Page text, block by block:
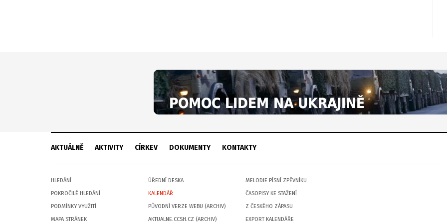
AKTUÁLNĚ AKTIVITY CÍRKEV DOKUMENTY KONTAKTY
HLEDÁNÍ
POKROČILÉ HLEDÁNÍ
PODMÍNKY VYUŽITÍ
MAPA STRÁNEK
ÚŘEDNÍ DESKA
KALENDÁŘ
PŮVODNÍ VERZE WEBU (ARCHIV)
AKTUALNE.CCSH.CZ (ARCHIV)
MELODIE PÍSNÍ ZPĚVNÍKU
ČASOPISY KE STAŽENÍ
Z ČESKÉHO ZÁPASU
EXPORT KALENDÁŘE